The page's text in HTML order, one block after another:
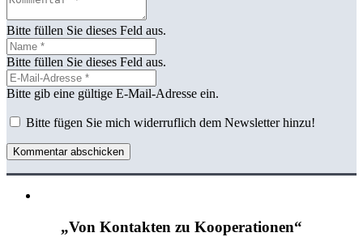
Bitte füllen Sie dieses Feld aus.
Bitte füllen Sie dieses Feld aus.
Bitte gib eine gültige E-Mail-Adresse ein.
Bitte fügen Sie mich widerruflich dem Newsletter hinzu!
Kommentar abschicken
„Von Kontakten zu Kooperationen“